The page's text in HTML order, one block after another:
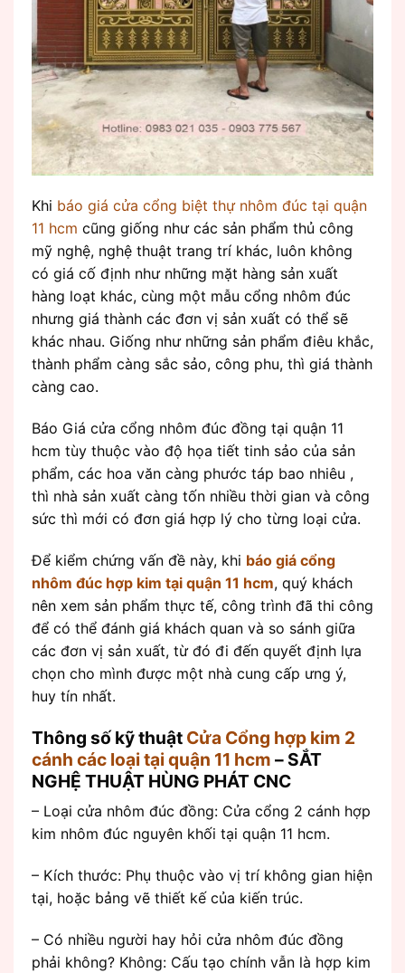
Khi báo giá cửa cổng biệt thự nhôm đúc tại quận
11 hcm cũng giống như các sản phẩm thủ công
mỹ nghệ, nghệ thuật trang trí khác, luôn không
có giá cố định như những mặt hàng sản xuất
hàng loạt khác, cùng một mẫu cổng nhôm đúc
nhưng giá thành các đơn vị sản xuất có thể sẽ
khác nhau. Giống như những sản phẩm điêu khắc,
thành phẩm càng sắc sảo, công phu, thì giá thành
càng cao.
Báo Giá cửa cổng nhôm đúc đồng tại quận 11
hcm tùy thuộc vào độ họa tiết tinh sảo của sản
phẩm, các hoa văn càng phước táp bao nhiêu ,
thì nhà sản xuất càng tốn nhiều thời gian và công
sức thì mới có đơn giá hợp lý cho từng loại cửa.
Để kiểm chứng vấn đề này, khi báo giá cổng
nhôm đúc hợp kim tại quận 11 hcm, quý khách
nên xem sản phẩm thực tế, công trình đã thi công
để có thể đánh giá khách quan và so sánh giữa
các đơn vị sản xuất, từ đó đi đến quyết định lựa
chọn cho mình được một nhà cung cấp ưng ý,
huy tín nhất.
Thông số kỹ thuật Cửa Cổng hợp kim 2
cánh các loại tại quận 11 hcm – SẮT
NGHỆ THUẬT HÙNG PHÁT CNC
– Loại cửa nhôm đúc đồng: Cửa cổng 2 cánh hợp
kim nhôm đúc nguyên khối tại quận 11 hcm.
– Kích thước: Phụ thuộc vào vị trí không gian hiện
tại, hoặc bảng vẽ thiết kế của kiến trúc.
– Có nhiều người hay hỏi cửa nhôm đúc đồng
phải không? Không: Cấu tạo chính vẫn là hợp kim